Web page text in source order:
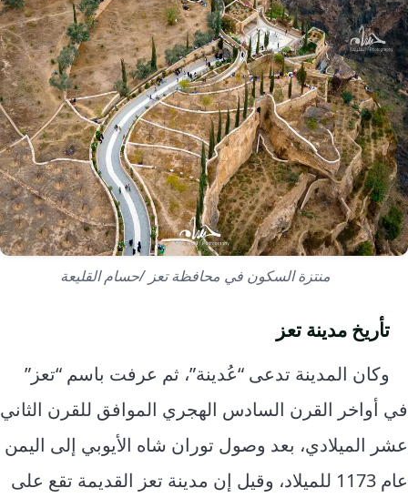
منتزة السكون في محافظة تعز /حسام القليعة
تأريخ مدينة تعز
وكان المدينة تدعى “عُدينة”، ثم عرفت باسم “تعز”
في أواخر القرن السادس الهجري الموافق للقرن الثاني
عشر الميلادي، بعد وصول توران شاه الأيوبي إلى اليمن
عام 1173 للميلاد، وقيل إن مدينة تعز القديمة تقع على